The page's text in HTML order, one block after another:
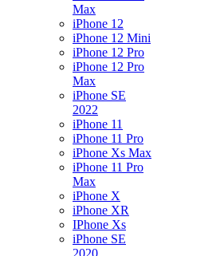
Max
iPhone 12
iPhone 12 Mini
iPhone 12 Pro
iPhone 12 Pro
Max
iPhone SE
2022
iPhone 11
iPhone 11 Pro
iPhone Xs Max
iPhone 11 Pro
Max
iPhone X
iPhone XR
IPhone Xs
iPhone SE
2020